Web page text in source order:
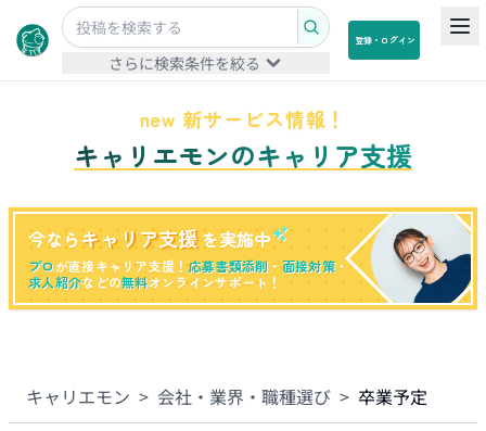
さらに検索条件を絞る
登録・ログイン
new 新サービス情報！
キャリエモンのキャリア支援
今なら キャリア支援 を実施中
プロが直接キャリア支援！応募書類添削 ・ 面接対策・
求人紹介などの無料オンラインサポート！
キャリエモン > 会社・業界・職種選び > 卒業予定